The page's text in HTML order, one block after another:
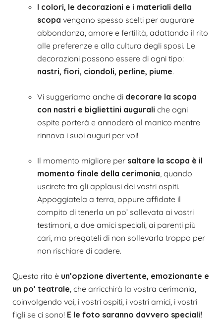
I colori, le decorazioni e i materiali della
scopa vengono spesso scelti per augurare
abbondanza, amore e fertilità, adattando il rito
alle preferenze e alla cultura degli sposi. Le
decorazioni possono essere di ogni tipo:
nastri, fiori, ciondoli, perline, piume.
Vi suggeriamo anche di decorare la scopa
con nastri e bigliettini augurali che ogni
ospite porterà e annoderà al manico mentre
rinnova i suoi auguri per voi!
Il momento migliore per saltare la scopa è il
momento finale della cerimonia , quando
uscirete tra gli applausi dei vostri ospiti.
Appoggiatela a terra, oppure affidate il
compito di tenerla un po’ sollevata ai vostri
testimoni, a due amici speciali, ai parenti più
cari, ma pregateli di non sollevarla troppo per
non rischiare di cadere.
Questo rito è un’opzione divertente, emozionante e
un po’ teatrale , che arricchirà la vostra cerimonia,
coinvolgendo voi, i vostri ospiti, i vostri amici, i vostri
figli se ci sono! E le foto saranno davvero speciali!